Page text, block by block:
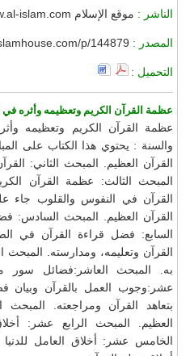
الناشر : موقع الإسلام http://www.al-islam.com
المصدر : p/144879
التحميل :
عظمة القرآن الكريم وتعظيمه وأثره
عظمة القرآن الكريم وتعظيمه
والسنة : يحتوي هذا الكتاب على
القرآن العظيم. المبحث الثاني:
المبحث الثالث: عظمة القرآن
القرآن في النفوس والقلوب جاء
القرآن العظيم. المبحث السادس:
السابع: فضل قراءة القرآن في
القرآن وتعليمه، ومدارسته.
به. المبحث العاشر:فضائل سور
عشر:وجوب العمل بالقرآن وبيان
بتعاهد القرآن ومراجعته. المبحث
العظيم. المبحث الرابع عشر:
الخامس عشر: أخلاق العامل